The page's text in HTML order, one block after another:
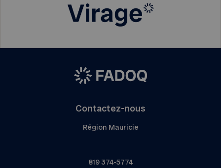
Contactez-nous
Région Mauricie
819 374-5774